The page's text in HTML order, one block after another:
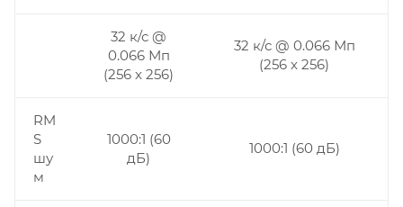
32 к/с @
0.066 Мп
(256 x 256)
32 к/с @ 0.066 Мп
(256 x 256)
RM
S
шу
м
1000:1 (60
дБ)
1000:1 (60 дБ)